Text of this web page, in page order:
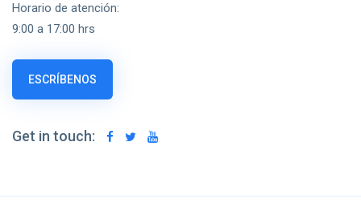
Horario de atención:
9:00 a 17:00 hrs
ESCRÍBENOS
Get in touch: